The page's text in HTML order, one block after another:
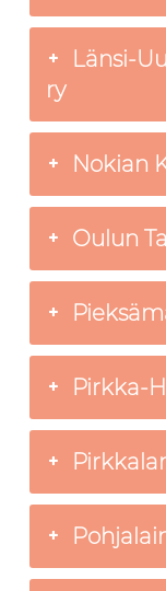
Länsi-
ry
Nokian
Oulun
Pirkka-